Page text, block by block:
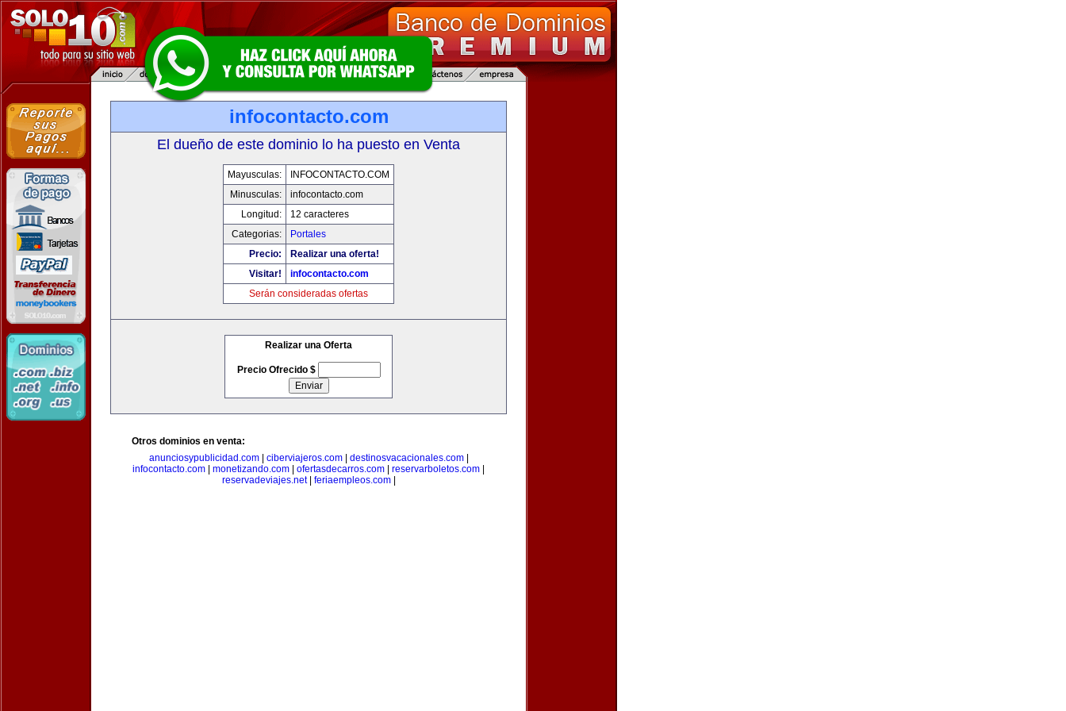
infocontacto.com
El dueño de este dominio lo ha puesto en Venta
Mayusculas:
INFOCONTACTO.COM
Minusculas:
infocontacto.com
Longitud:
12 caracteres
Categorias:
Portales
Precio:
Realizar una oferta!
Visitar!
infocontacto.com
Serán consideradas ofertas
Realizar una Oferta
Precio Ofrecido $
Otros dominios en venta:
anunciosypublicidad.com| ciberviajeros.com| destinosvacacionales.com|
infocontacto.com
monetizando.com ofertasdecarros.com reservarboletos.com
reservadeviajes.net| feriaempleos.com|